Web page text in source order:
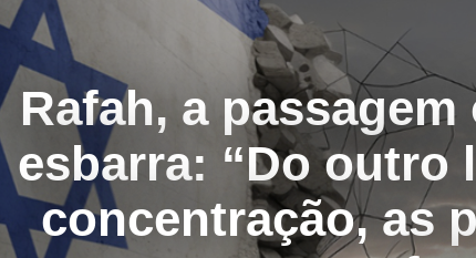
Rafah, a
esbarra: “Do outro
concentração, as